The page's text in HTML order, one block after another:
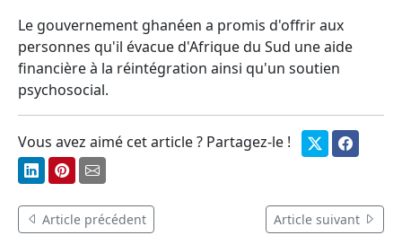
Le gouvernement ghanéen a promis d'offrir aux
personnes qu'il évacue d'Afrique du Sud une aide
financière à la réintégration ainsi qu'un soutien
psychosocial.
Vous avez aimé cet article ? Partagez-le !
Article précédent Article suivant